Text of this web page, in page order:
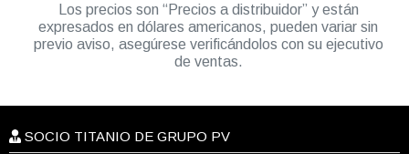
Los precios son “Precios a distribuidor” y están
expresados en dólares americanos, pueden variar sin
previo aviso, asegúrese verificándolos con su ejecutivo
de ventas.
SOCIO TITANIO DE GRUPO PV